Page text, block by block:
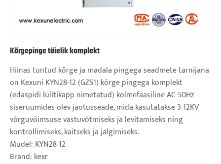
Kõrgepinge täielik komplekt
Hiinas tuntud kõrge ja madala pingega seadmete tarnijana
on Kexuni KYN28-12 (GZS1) kõrge pingega komplekt
(edaspidi lülitikapp nimetatud) kolmefaasiline AC 50Hz
siseruumides olev jaotusseade, mida kasutatakse 3-12KV
võrguvõimsuse vastuvõtmiseks ja levitamiseks ning
kontrollimiseks, kaitseks ja jälgimiseks.
Mudel: KYN28-12
Bränd: kexr